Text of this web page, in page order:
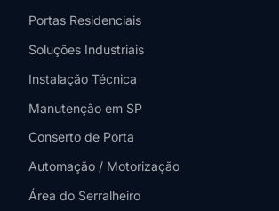
Portas Residenciais
Soluções Industriais
Instalação Técnica
Manutenção em SP
Conserto de Porta
Automação / Motorização
Área do Serralheiro